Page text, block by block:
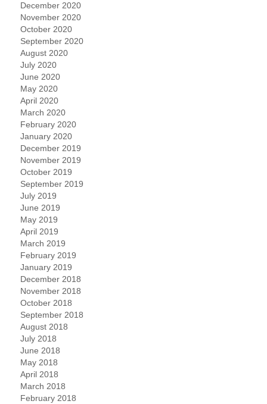
December 2020
November 2020
October 2020
September 2020
August 2020
July 2020
June 2020
May 2020
April 2020
March 2020
February 2020
January 2020
December 2019
November 2019
October 2019
September 2019
July 2019
June 2019
May 2019
April 2019
March 2019
February 2019
January 2019
December 2018
November 2018
October 2018
September 2018
August 2018
July 2018
June 2018
May 2018
April 2018
March 2018
February 2018